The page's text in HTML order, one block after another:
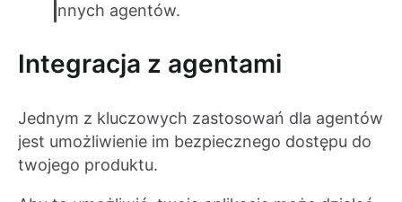
innych agentów.
Integracja z agentami
Jednym z kluczowych zastosowań dla agentów
jest umożliwienie im bezpiecznego dostępu do
twojego produktu.